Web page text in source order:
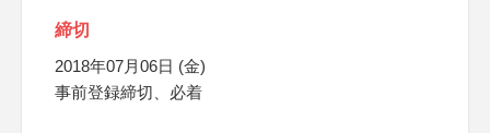
締切
2018年07月06日 (金)
事前登録締切、必着